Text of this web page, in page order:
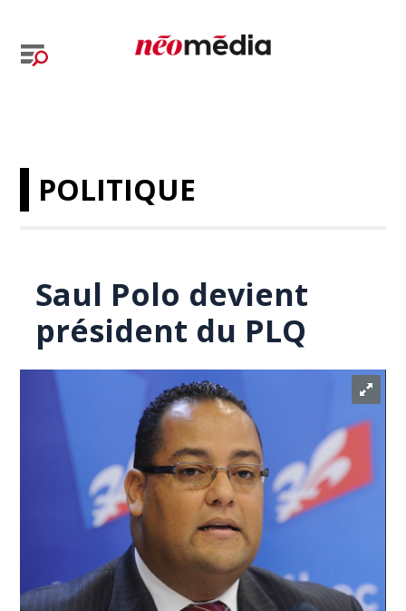
POLITIQUE
Saul Polo devient
président du PLQ